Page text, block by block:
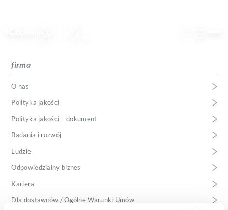
firma
kontakt
Angielski
firma
O nas
Polityka jakości
Polityka jakości – dokument
Badania i rozwój
Ludzie
Odpowiedzialny biznes
Kariera
Dla dostawców / Ogólne Warunki Umów